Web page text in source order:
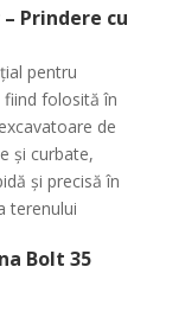
Prindere cu
pentru
fiind folosită în
de
și curbate,
și precisă în
terenului
Bolt 35